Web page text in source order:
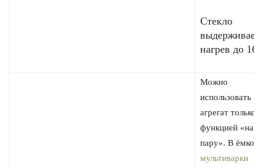
Стекло
выдерживает
нагрев до
Можно
использовать
агрегат только с
функцией «на
пару». В
мультиварки